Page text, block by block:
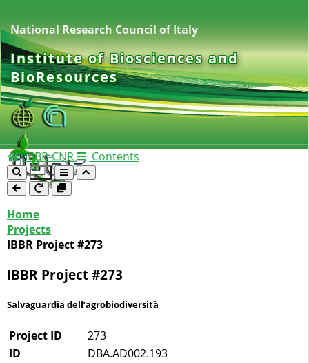
National Research Council of Italy
Institute of Biosciences and
BioResources
IBBR-CNR Contents
Home
Projects
IBBR Project #273
IBBR Project #273
Salvaguardia dell’agrobiodiversità
Project ID
273
ID
DBA.AD002.193